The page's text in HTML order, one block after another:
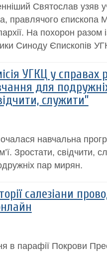
Святослав узяв
правлячого єпископа
На похорон
Синоду Єпископів
УГКЦ у справах
для подружніх
служити”
навчальна
Зростати,
пар мирян.
салезіани
в парафії Покрови